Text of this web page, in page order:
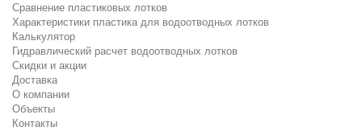
Сравнение пластиковых лотков
Характеристики пластика для водоотводных лотков
Калькулятор
Гидравлический расчет водоотводных лотков
Скидки и акции
Доставка
О компании
Объекты
Контакты